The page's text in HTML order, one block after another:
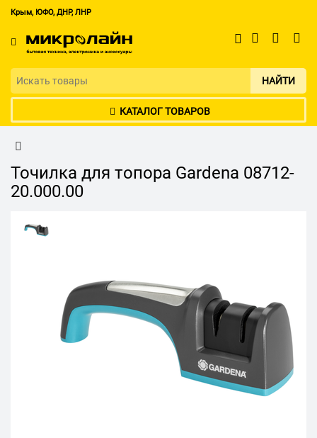
Крым, ЮФО, ДНР, ЛНР
НАЙТИ
КАТАЛОГ ТОВАРОВ
Точилка для топора Gardena 08712-
20.000.00